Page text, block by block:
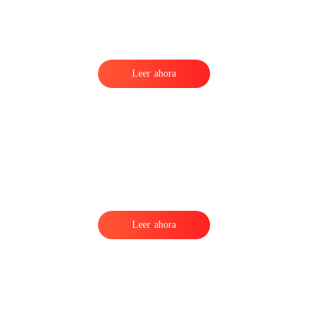
Leer ahora
Leer ahora